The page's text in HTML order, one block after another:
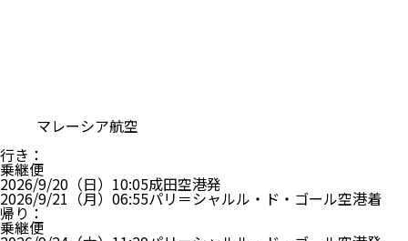
マレーシア航空
行き ：
乗継便
2026/9/20（日） 10:05成田空港発
2026/9/21（月） 06:55パリ＝シャルル・ド・ゴール空港着
帰り ：
乗継便